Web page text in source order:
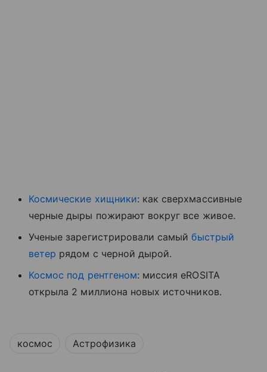
Космические хищники: как сверхмассивные
черные дыры пожирают вокруг все живое.
Ученые зарегистрировали самыйбыстрый
ветер рядом с черной дырой.
Космос под рентгеном: миссия eROSITA
открыла 2 миллиона новых источников.
космос Астрофизика